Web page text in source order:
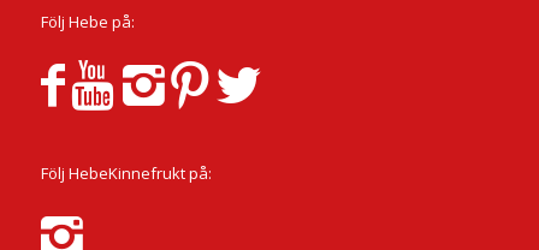
Följ Hebe på:
Följ HebeKinnefrukt på: